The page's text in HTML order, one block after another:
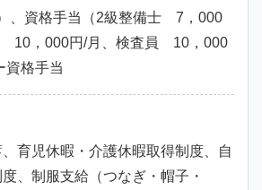
、資格手当（2級整備士 7，000
10，000円/月、検査員 10，000
資格手当
育児休暇・介護休暇取得制度、自
、制服支給（つなぎ・帽子・